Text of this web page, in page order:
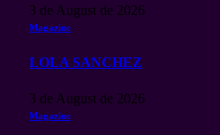
3 de August de 2026
Magazine
LOLA SANCHEZ
3 de August de 2026
Magazine